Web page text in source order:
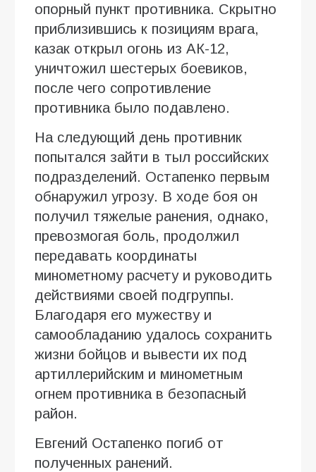
опорный пункт противника. Скрытно
приблизившись к позициям врага,
казак открыл огонь из АК-12,
уничтожил шестерых боевиков,
после чего сопротивление
противника было подавлено.
На следующий день противник
попытался зайти в тыл российских
подразделений. Остапенко первым
обнаружил угрозу. В ходе боя он
получил тяжелые ранения, однако,
превозмогая боль, продолжил
передавать координаты
минометному расчету и руководить
действиями своей подгруппы.
Благодаря его мужеству и
самообладанию удалось сохранить
жизни бойцов и вывести их под
артиллерийским и минометным
огнем противника в безопасный
район.
Евгений Остапенко погиб от
полученных ранений.